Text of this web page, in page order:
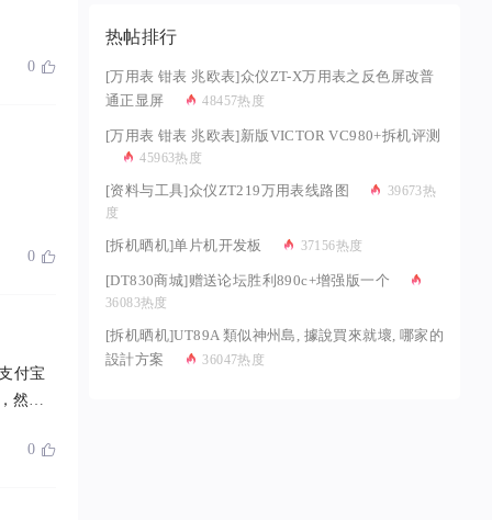
0 
0 
付宝
0 
热帖排行
[万用表 钳表 兆欧表]众仪ZT-X万用表之反色屏改普
通正显屏
48457热度
[万用表 钳表 兆欧表]新版VICTOR VC980+拆机评测
45963热度
[资料与工具]众仪ZT219万用表线路图
39673热
度
[拆机晒机]单片机开发板 37156热度
[DT830商城]赠送论坛胜利890c+增强版一个
36083热度
[拆机晒机]UT89A 類似神州島, 據說買來就壞, 哪家的
設計方案
36047热度